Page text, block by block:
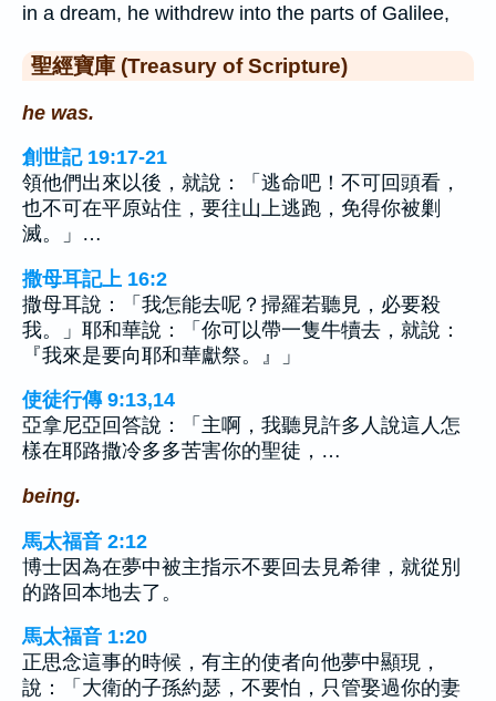
in a dream, he withdrew into the parts of Galilee,
聖經寶庫 (Treasury of Scripture)
he was.
創世記 19:17-21
領他們出來以後，就說：「逃命吧！不可回頭看，
也不可在平原站住，要往山上逃跑，免得你被剿
滅。」…
撒母耳記上 16:2
撒母耳說：「我怎能去呢？掃羅若聽見，必要殺
我。」耶和華說：「你可以帶一隻牛犢去，就說：
『我來是要向耶和華獻祭。』」
使徒行傳 9:13,14
亞拿尼亞回答說：「主啊，我聽見許多人說這人怎
樣在耶路撒冷多多苦害你的聖徒，…
being.
馬太福音 2:12
博士因為在夢中被主指示不要回去見希律，就從別
的路回本地去了。
馬太福音 1:20
正思念這事的時候，有主的使者向他夢中顯現，
說：「大衛的子孫約瑟，不要怕，只管娶過你的妻